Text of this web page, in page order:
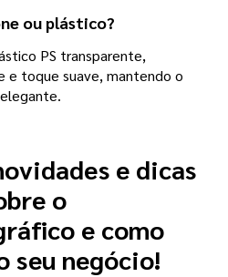
ou plástico?
PS transparente,
toque suave, mantendo o
e dicas
o
e como
seu negócio!